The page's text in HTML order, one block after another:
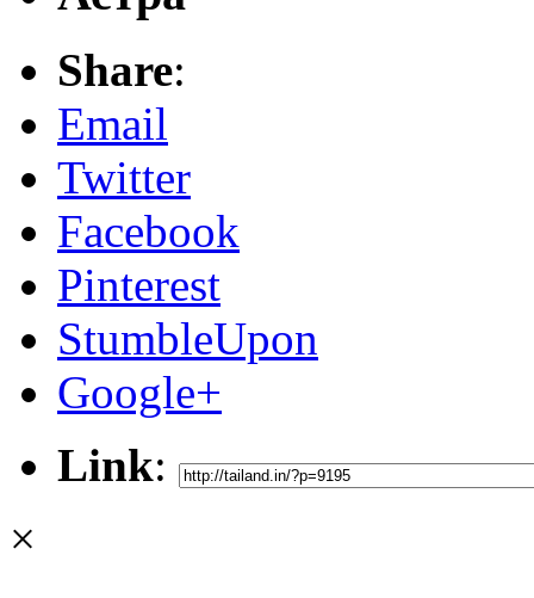
Share:
Email
Twitter
Facebook
Pinterest
StumbleUpon
Google+
Link:
×